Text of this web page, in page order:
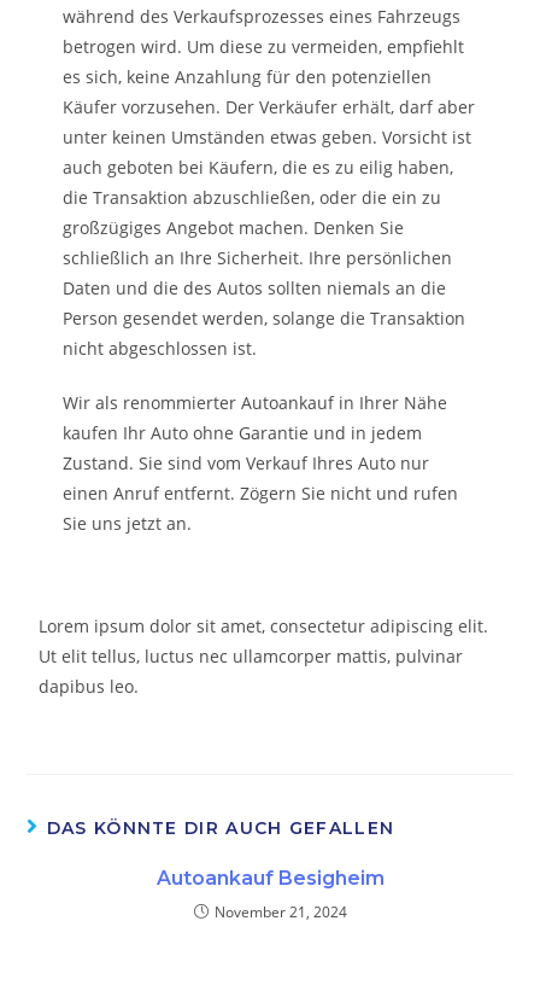
während des Verkaufsprozesses eines Fahrzeugs
betrogen wird. Um diese zu vermeiden, empfiehlt
es sich, keine Anzahlung für den potenziellen
Käufer vorzusehen. Der Verkäufer erhält, darf aber
unter keinen Umständen etwas geben. Vorsicht ist
auch geboten bei Käufern, die es zu eilig haben,
die Transaktion abzuschließen, oder die ein zu
großzügiges Angebot machen. Denken Sie
schließlich an Ihre Sicherheit. Ihre persönlichen
Daten und die des Autos sollten niemals an die
Person gesendet werden, solange die Transaktion
nicht abgeschlossen ist.
Wir als renommierter Autoankauf in Ihrer Nähe
kaufen Ihr Auto ohne Garantie und in jedem
Zustand. Sie sind vom Verkauf Ihres Auto nur
einen Anruf entfernt. Zögern Sie nicht und rufen
Sie uns jetzt an.
Lorem ipsum dolor sit amet, consectetur adipiscing elit.
Ut elit tellus, luctus nec ullamcorper mattis, pulvinar
dapibus leo.
DAS KÖNNTE DIR AUCH GEFALLEN
Autoankauf Besigheim
November 21, 2024